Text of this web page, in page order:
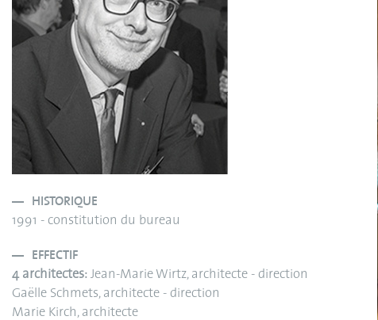
HISTORIQUE
1991 - constitution du bureau
EFFECTIF
4 architectes: Jean-Marie Wirtz, architecte - direction
Gaëlle Schmets, architecte - direction
Marie Kirch, architecte